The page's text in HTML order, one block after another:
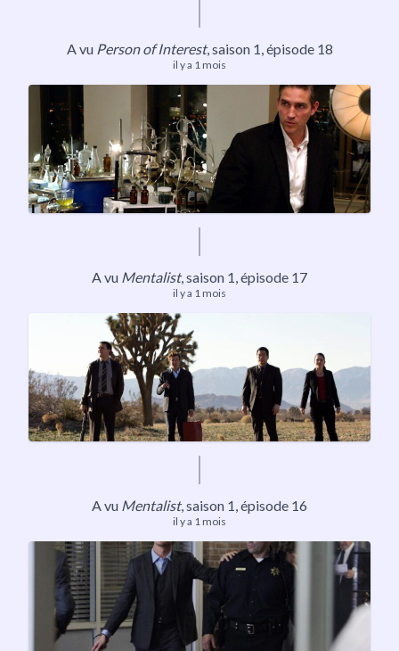
A vu Person of Interest,saison 1, épisode 18
il y a 1 mois
A vu Mentalist,saison 1, épisode 17
il y a 1 mois
A vu Mentalist,saison 1, épisode 16
il y a 1 mois